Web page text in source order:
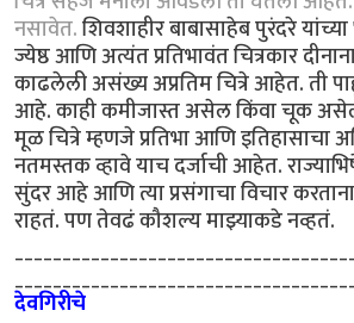
नसावेत.शिवशाहीर बाबासाहेब पुरंदरे
ज्येष्ठ आणि अत्यंत प्रतिभावंत चित्रकार
काढलेली असंख्य अप्रतिम चित्रे आहेत. ती
आहे. काही कमीजास्त असेल किंवा चूक
मूळ चित्रे म्हणजे प्रतिभा आणि
नतमस्तक व्हावे याच दर्जाची आहेत.
सुंदर आहे आणि त्या प्रसंगाचा विचार
राहतं. पण तेवढं कौशल्य माझ्याकडे नव्हतं.
देवगिरीचे